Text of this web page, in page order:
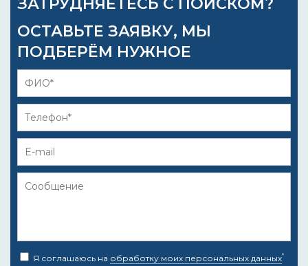
ЗАТРУДНЯЕТЕСЬ С ПОИСКОМ?
ОСТАВЬТЕ ЗАЯВКУ, МЫ
ПОДБЕРЁМ НУЖНОЕ
Я соглашаюсь на обработку моих персональных данных*